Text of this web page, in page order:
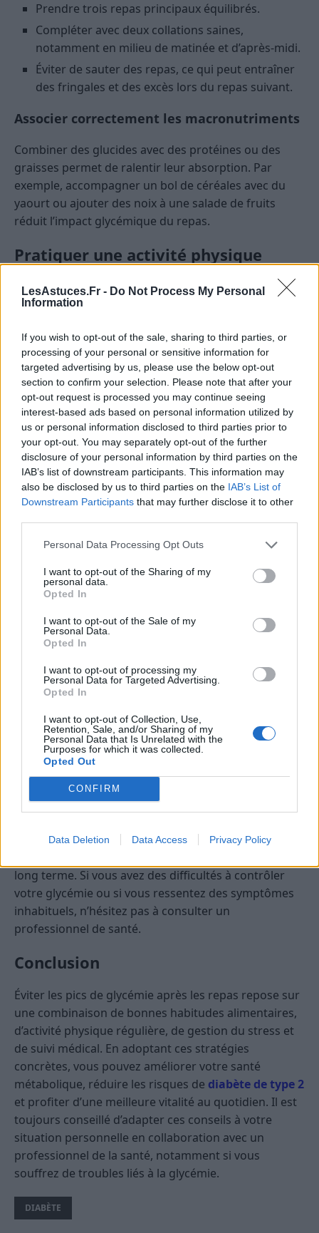
LesAstuces.Fr - Do Not Process My Personal
Information
If you wish to opt-out of the sale, sharing to third parties, or
processing of your personal or sensitive information for
targeted advertising by us, please use the below opt-out
section to confirm your selection. Please note that after your
opt-out request is processed you may continue seeing
interest-based ads based on personal information utilized by
us or personal information disclosed to third parties prior to
your opt-out. You may separately opt-out of the further
disclosure of your personal information by third parties on the
IAB’s list of downstream participants. This information may
also be disclosed by us to third parties on the IAB’s List of
Downstream Participants that may further disclose it to other
Personal Data Processing Opt Outs
I want to opt-out of the Sharing of my
personal data.
Opted In
I want to opt-out of the Sale of my
Personal Data.
Opted In
I want to opt-out of processing my
Personal Data for Targeted Advertising.
Opted In
I want to opt-out of Collection, Use,
Retention, Sale, and/or Sharing of my
Personal Data that Is Unrelated with the
Purposes for which it was collected.
Opted Out
CONFIRM
Data Deletion Data Access Privacy Policy
Prendre trois repas principaux équilibrés.
Compléter avec deux collations saines,
notamment en milieu de matinée et d’après-midi.
Éviter de sauter des repas, ce qui peut entraîner
des fringales et des excès lors du repas suivant.
Associer correctement les macronutriments
Combiner des glucides avec des protéines ou des
graisses permet de ralentir leur absorption. Par
exemple, accompagner un bol de céréales avec du
yaourt ou ajouter des noix à une salade de fruits
réduit l’impact glycémique du repas.
Pratiquer une activité physique
L’exercice physique aide le corps à utiliser le glucose
après les repas. Même une marche de 15 à 30
minutes après avoir mangé peut faire une différence
significative. Voici quelques conseils :
Intégrer une activité modérée après chaque
repas, comme la marche ou le vélo léger.
Pratiquer une activité physique régulière tout au
long de la semaine, au moins 150 minutes
d’exercice modéré.
Éviter la sédentarité prolongée, notamment en
restant assis plusieurs heures d’affilée.
sommeil
qualité peuvent perturber la régulation de la
glycémie. Des techniques de relaxation, la méditation
ou une activité physique régulière contribuent à
réduire le stress. De même, respecter un rythme de
sommeil régulier favorise une meilleure réponse
insulinique.
Surveiller sa glycémie et consulter
un professionnel
Pour les personnes diabétiques ou prédiabétiques, il
afin d’ajuster ses habitudes en conséquence. Un suivi
long terme. Si vous avez des difficultés à contrôler
votre glycémie ou si vous ressentez des symptômes
inhabituels, n’hésitez pas à consulter un
professionnel de santé.
Conclusion
Éviter les pics de glycémie après les repas repose sur
une combinaison de bonnes habitudes alimentaires,
d’activité physique régulière, de gestion du stress et
de suivi médical. En adoptant ces stratégies
concrètes, vous pouvez améliorer votre santé
métabolique, réduire les risques de diabète de type 2
et profiter d’une meilleure vitalité au quotidien. Il est
toujours conseillé d’adapter ces conseils à votre
situation personnelle en collaboration avec un
professionnel de la santé, notamment si vous
souffrez de troubles liés à la glycémie.
DIABÈTE